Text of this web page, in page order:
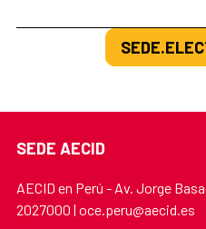
SEDE AECID
AECID en Perú - Av. Jorge
2027000 | oce.peru@aecid.es